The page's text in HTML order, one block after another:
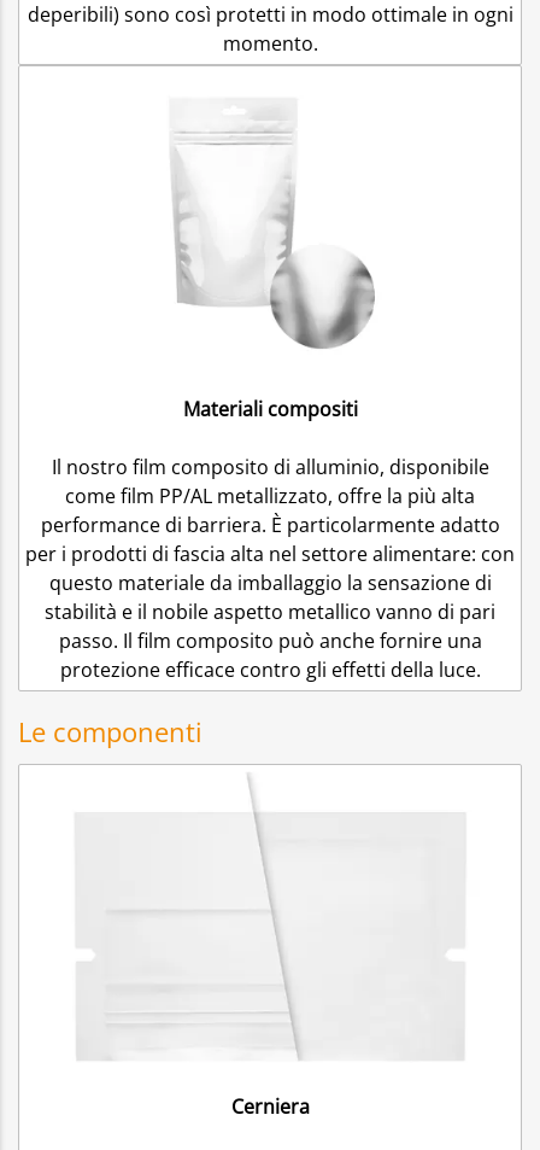
deperibili) sono così protetti in modo ottimale in ogni
momento.
Materiali compositi
Il nostro film composito di alluminio, disponibile
come film PP/AL metallizzato, offre la più alta
performance di barriera. È particolarmente adatto
per i prodotti di fascia alta nel settore alimentare: con
questo materiale da imballaggio la sensazione di
stabilità e il nobile aspetto metallico vanno di pari
passo. Il film composito può anche fornire una
protezione efficace contro gli effetti della luce.
Le componenti
Cerniera